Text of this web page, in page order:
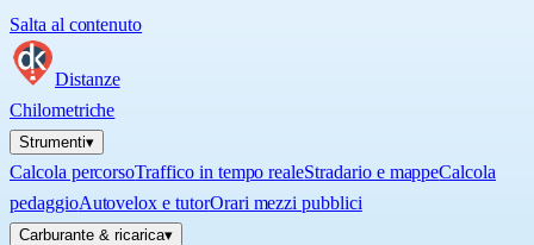
Salta al contenuto
Distanze
Chilometriche
Strumenti▾
Calcola percorsoTraffico in tempo realeStradario e mappeCalcola
pedaggioAutovelox e tutorOrari mezzi pubblici
Carburante & ricarica▾